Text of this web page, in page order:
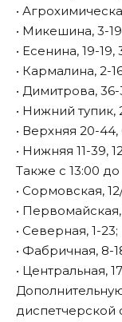
•
• Микешина, 3-
• Есенина, 19-19,
• Кармалина, 2-
• Димитрова, 36-
• Нижний тупик,
• Верхняя 20-44,
• Нижняя 11-39,
Также с 13:00 до
• Сормовская, 12/
• Первомайская,
• Северная, 1-23;
• Фабричная, 8-
• Центральная,
диспетчерской